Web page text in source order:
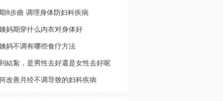
8步曲 调理身体防妇科疾病
妈期穿什么内衣对身体好
妈不调有哪些食疗方法
結紮，是男性去好還是女性去好呢
改善月经不调导致的妇科疾病